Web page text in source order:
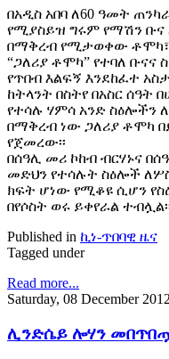
በአዲስ አበባ ለ60 ዓመት
የሚያስይዝ ግሩም የማሽን ቡና
በማቅረብ የሚታወቀው ቶሞካ፣
“ጋለሪያ ቶሞካ” የተባለ ቡናና
የጥበብ እልፍኝ እንደከፈተ
ከትላንት በስትየ በአስር ሰዓት
የተሳሉ ሃምሳ አንድ ስዕሎችን
በማቅረብ ነው ጋለሪያ ቶሞካ
የጀመረው፡፡
በሰዓሊ መሪ ኮከብ ብርሃኑና
መድህን የተሳሉት ስዕሎች
ክፍት ሆነው የሚቆዩ ሲሆን
በየሶስት ወሩ ይቀየራል
Published in ኪነ-ጥበባዊ ዜና
Tagged under
Read more...
Saturday, 08 December
ሊንድሴይ ሎሃን